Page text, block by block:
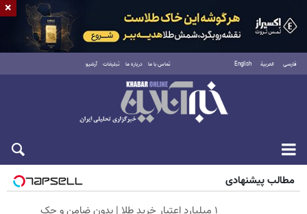
فارسی العربية English تماس با ما درباره ما تبلیغات آرشیو
شنبه ۱۷ مرداد ۱۴۰۵
مطالب پیشنهادی
۱ میلیارد اعتبار خرید طلا | بدون ضامن و چک
×